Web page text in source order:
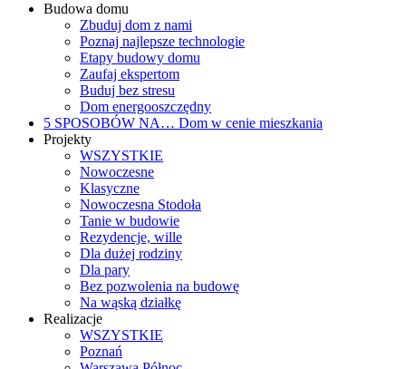
Budowa domu
Zbuduj dom z nami
Poznaj najlepsze technologie
Etapy budowy domu
Zaufaj ekspertom
Buduj bez stresu
Dom energooszczędny
5 SPOSOBÓW NA… Dom w cenie mieszkania
Projekty
WSZYSTKIE
Nowoczesne
Klasyczne
Nowoczesna Stodoła
Tanie w budowie
Rezydencje, wille
Dla dużej rodziny
Dla pary
Bez pozwolenia na budowę
Na wąską działkę
Realizacje
WSZYSTKIE
Poznań